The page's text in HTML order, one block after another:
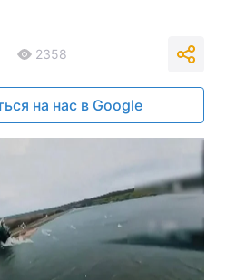
2358
на нас в Google